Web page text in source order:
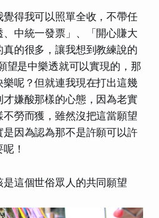
得我可以照單全收，不帶任
中統一發票」、「開心賺大
的很多，讓我想到教練說的
望是中樂透就可以實現的，那
呢？但就連我現在打出這幾
嫌酸那樣的心態，因為老實
勞而獲，雖然沒把這當願望
因為認為那不是許願可以許
！
是這個世俗眾人的共同願望